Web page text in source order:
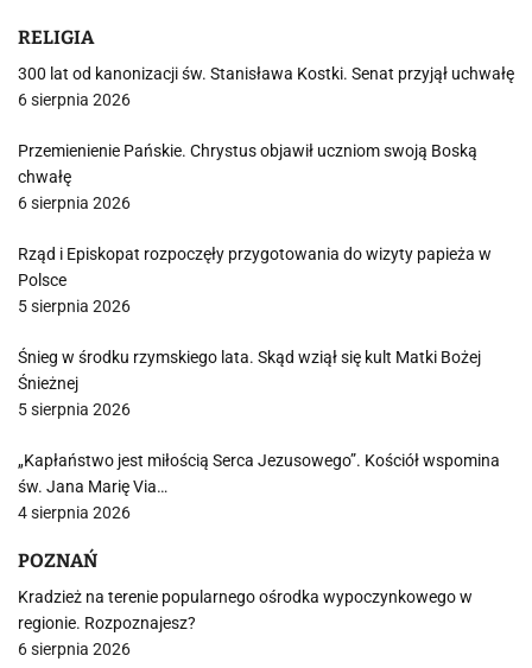
RELIGIA
300 lat od kanonizacji św. Stanisława Kostki. Senat przyjął uchwałę
6 sierpnia 2026
Przemienienie Pańskie. Chrystus objawił uczniom swoją Boską
chwałę
6 sierpnia 2026
Rząd i Episkopat rozpoczęły przygotowania do wizyty papieża w
Polsce
5 sierpnia 2026
Śnieg w środku rzymskiego lata. Skąd wziął się kult Matki Bożej
Śnieżnej
5 sierpnia 2026
„Kapłaństwo jest miłością Serca Jezusowego”. Kościół wspomina
św. Jana Marię Via…
4 sierpnia 2026
POZNAŃ
Kradzież na terenie popularnego ośrodka wypoczynkowego w
regionie. Rozpoznajesz?
6 sierpnia 2026